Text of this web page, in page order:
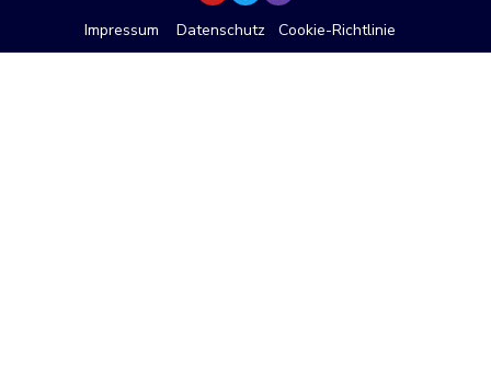
Impressum Datenschutz Cookie-Richtlinie